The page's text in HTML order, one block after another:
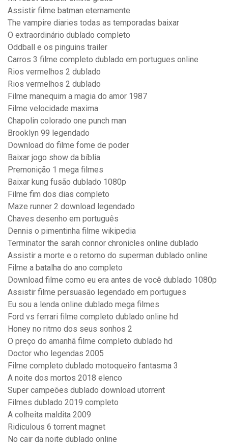
Assistir filme batman eternamente
The vampire diaries todas as temporadas baixar
O extraordinário dublado completo
Oddball e os pinguins trailer
Carros 3 filme completo dublado em portugues online
Rios vermelhos 2 dublado
Rios vermelhos 2 dublado
Filme manequim a magia do amor 1987
Filme velocidade maxima
Chapolin colorado one punch man
Brooklyn 99 legendado
Download do filme fome de poder
Baixar jogo show da bíblia
Premonição 1 mega filmes
Baixar kung fusão dublado 1080p
Filme fim dos dias completo
Maze runner 2 download legendado
Chaves desenho em português
Dennis o pimentinha filme wikipedia
Terminator the sarah connor chronicles online dublado
Assistir a morte e o retorno do superman dublado online
Filme a batalha do ano completo
Download filme como eu era antes de você dublado 1080p
Assistir filme persuasão legendado em portugues
Eu sou a lenda online dublado mega filmes
Ford vs ferrari filme completo dublado online hd
Honey no ritmo dos seus sonhos 2
O preço do amanhã filme completo dublado hd
Doctor who legendas 2005
Filme completo dublado motoqueiro fantasma 3
A noite dos mortos 2018 elenco
Super campeões dublado download utorrent
Filmes dublado 2019 completo
A colheita maldita 2009
Ridiculous 6 torrent magnet
No cair da noite dublado online